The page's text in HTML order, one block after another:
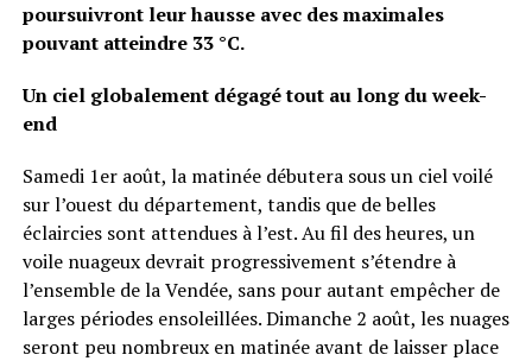
poursuivront leur hausse avec des maximales
pouvant atteindre 33 °C.
Un ciel globalement dégagé tout au long du week-
end
Samedi 1er août, la matinée débutera sous un ciel voilé
sur l’ouest du département, tandis que de belles
éclaircies sont attendues à l’est. Au fil des heures, un
voile nuageux devrait progressivement s’étendre à
l’ensemble de la Vendée, sans pour autant empêcher de
larges périodes ensoleillées. Dimanche 2 août, les nuages
seront peu nombreux en matinée avant de laisser place